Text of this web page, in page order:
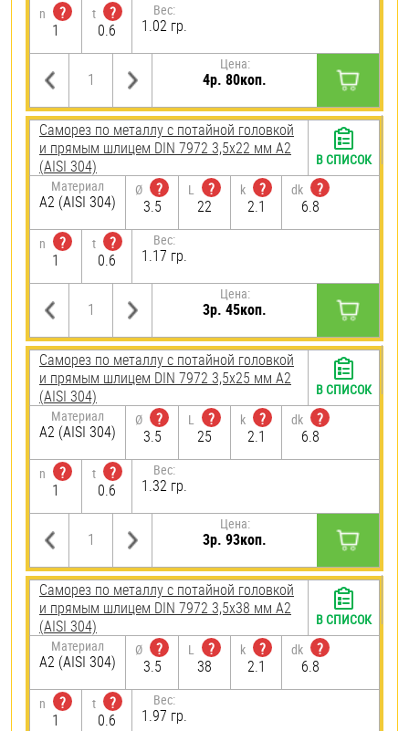
n
?
1
t
?
0.6
Вес:
1.02 гр.
Цена:
4р. 80коп.
Саморез по металлу с потайной головкой
и прямым шлицем DIN 7972 3,5х22 мм А2
(AISI 304)
Материал
А2 (AISI 304)
Ø
?
3.5
L
?
22
k
?
2.1
dk
?
6.8
n
?
1
t
?
0.6
Вес:
1.17 гр.
Цена:
3р. 45коп.
В СПИСОК
Саморез по металлу с потайной головкой
и прямым шлицем DIN 7972 3,5х25 мм А2
(AISI 304)
Материал
А2 (AISI 304)
Ø
?
3.5
L
?
25
k
?
2.1
dk
?
6.8
n
?
1
t
?
0.6
Вес:
1.32 гр.
Цена:
3р. 93коп.
В СПИСОК
Саморез по металлу с потайной головкой
и прямым шлицем DIN 7972 3,5х38 мм А2
(AISI 304)
Материал
А2 (AISI 304)
Ø
?
3.5
L
?
38
k
?
2.1
dk
?
6.8
n
?
1
t
?
0.6
Вес:
1.97 гр.
В СПИСОК